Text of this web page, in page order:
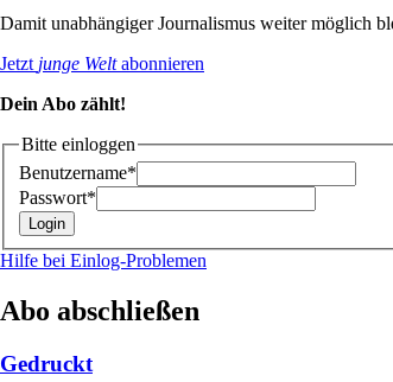
Damit unabhängiger Journalismus weiter möglich
Jetzt junge Weltabonnieren
Dein Abo zählt!
Bitte einloggen
Benutzername*
Passwort*
Hilfe bei Einlog-Problemen
Abo abschließen
Gedruckt